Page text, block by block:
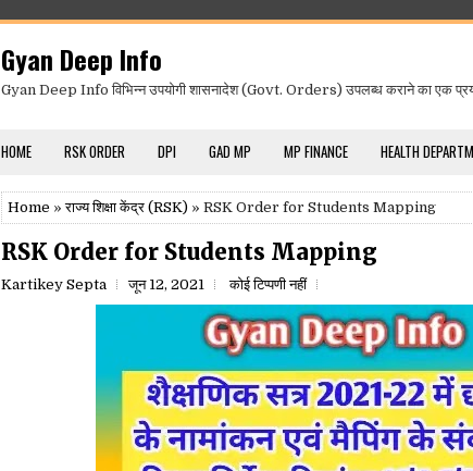
Gyan Deep Info
Gyan Deep Info विभिन्न उपयोगी शासनादेश (Govt. Orders) उपलब्ध कराने का एक
HOME RSK ORDER DPI GAD MP MP FINANCE HEALTH
Home »राज्य शिक्षा केंद्र (RSK) » RSK Order for Students Mapping
RSK Order for Students Mapping
Kartikey Septa जून 12, 2021 कोई टिप्पणी नहीं